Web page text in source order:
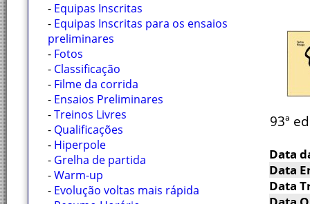
- Equipas Inscritas
- Equipas Inscritas para os ensaios
preliminares
- Fotos
- Classificação
- Filme da corrida
- Ensaios Preliminares
-Treinos Livres
- Qualificações
- Hiperpole
- Grelha de partida
-Warm-up
- Evolução voltas mais rápida
93ª
Data
Data
Data